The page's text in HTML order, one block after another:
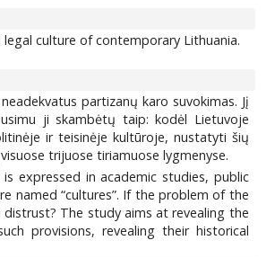
culture of contemporary Lithuania.
partizanų karo suvokimas. Jį
ji skambėtų taip: kodėl Lietuvoje
ir teisinėje kultūroje, nustatyti šių
trijuose tiriamuose lygmenyse.
expressed in academic studies, public
named “cultures”. If the problem of the
The study aims at revealing the
provisions, revealing their historical